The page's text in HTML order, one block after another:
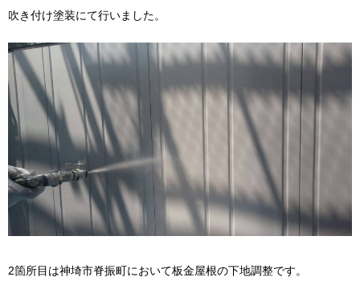
吹き付け塗装にて行いました。
2箇所目は神埼市脊振町において板金屋根の下地調整です。